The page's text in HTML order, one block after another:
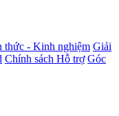
thức - Kinh nghiệm Giải
Chính sách Hỗ trợ Góc